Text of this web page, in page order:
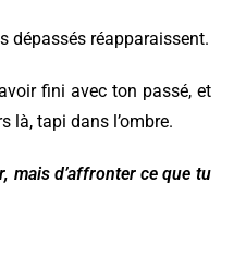
dépassés réapparaissent.
fini avec ton passé, et
là, tapi dans l’ombre.
mais d’affronter ce que tu